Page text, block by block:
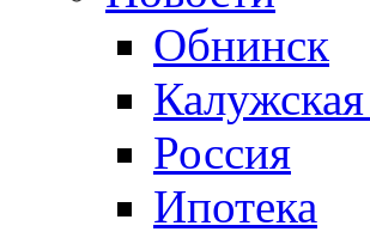
Обнинск
Россия
Ипотека